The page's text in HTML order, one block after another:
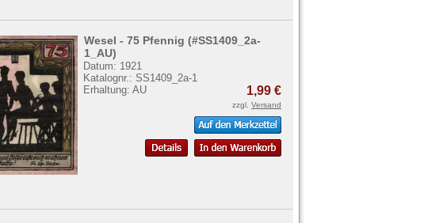
Wesel - 75 Pfennig (#SS1409_2a-
1_AU)
Datum: 1921
Katalognr.: SS1409_2a-1
Erhaltung: AU
1,99 €
zzgl. Versand